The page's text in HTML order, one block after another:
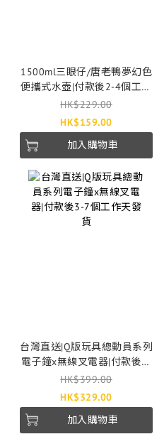
1500ml三眼仔/唐老鴨夢幻色
便攜式水壺|付款後2-4個工作
天發貨|正版授權
HK$229.00
HK$159.00
加入購物車
台灣直送|Q版玩具總動員系列
電子鐘x無線叉電器|付款後3-
7個工作天發貨
HK$399.00
HK$329.00
加入購物車